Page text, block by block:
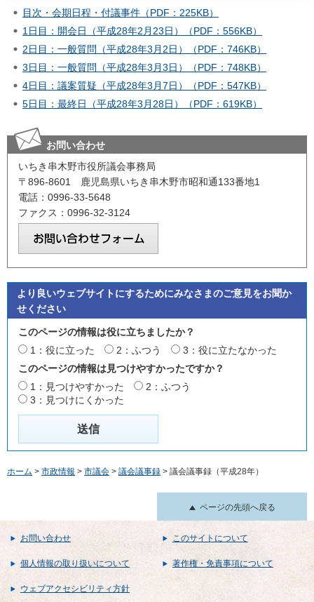
目次・会期日程・付議事件（PDF：225KB）
1日目：開会日（平成28年2月23日）（PDF：556KB）
2日目：一般質問（平成28年3月2日）（PDF：746KB）
3日目：一般質問（平成28年3月3日）（PDF：748KB）
4日目：議案質疑（平成28年3月7日）（PDF：547KB）
5日目：最終日（平成28年3月28日）（PDF：619KB）
お問い合わせ
いちき串木野市役所議会事務局
〒896-8601 鹿児島県いちき串木野市昭和通133番地1
電話：0996-33-5648
ファクス：0996-32-3124
より良いウェブサイトにするためにみなさまのご意見をお聞か
せください
このページの情報は役に立ちましたか？
1：役に立った
2：ふつう
3：役に立たなかった
このページの情報は見つけやすかったですか？
1：見つけやすかった
2：ふつう
3：見つけにくかった
ホーム > 市政情報 > 市議会 > 議会議事録 > 議会議事録（平成28年）
ページの先頭へ戻る
お問い合わせ このサイトについて
個人情報の取り扱いについて 著作権・免責事項について
ウェブアクセシビリティ方針